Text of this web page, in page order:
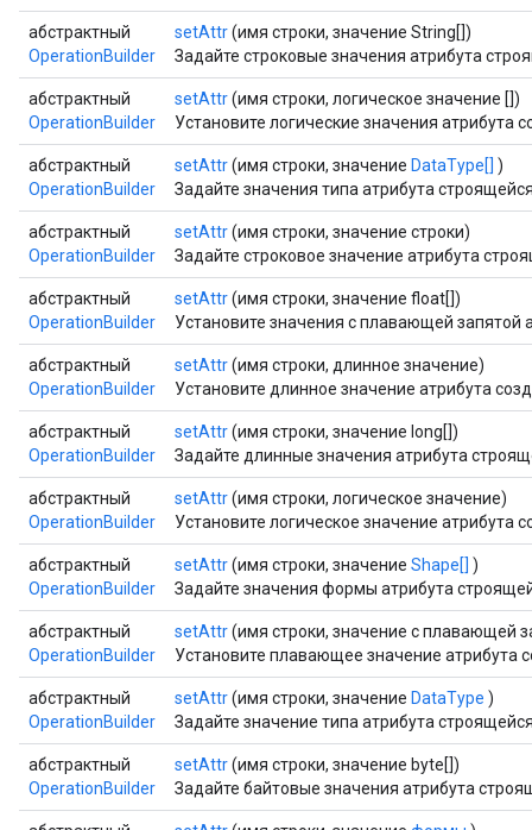
абстрактный
OperationBuilder
setAttr(имя строки, значение String[])
Задайте строковые значения атрибута
абстрактный
OperationBuilder
setAttr(имя строки, логическое значение [])
Установите логические значения атрибута
абстрактный
OperationBuilder
setAttr(имя строки, значение DataType[] )
Задайте значения типа атрибута
абстрактный
OperationBuilder
setAttr(имя строки, значение строки)
Задайте строковое значение атрибута
абстрактный
OperationBuilder
setAttr(имя строки, значение float[])
Установите значения с плавающей запятой
абстрактный
OperationBuilder
setAttr(имя строки, длинное значение)
Установите длинное значение атрибута
абстрактный
OperationBuilder
setAttr(имя строки, значение long[])
Задайте длинные значения атрибута
абстрактный
OperationBuilder
setAttr(имя строки, логическое значение)
Установите логическое значение атрибута
абстрактный
OperationBuilder
setAttr(имя строки, значение Shape[] )
Задайте значения формы атрибута
абстрактный
OperationBuilder
setAttr(имя строки, значение с плавающей
Установите плавающее значение атрибута
абстрактный
OperationBuilder
setAttr(имя строки, значение DataType )
Задайте значение типа атрибута
абстрактный
OperationBuilder
setAttr(имя строки, значение byte[])
Задайте байтовые значения атрибута